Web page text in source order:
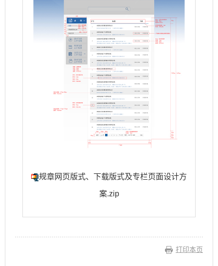
规章网页版式、下载版式及专栏页面设计方
案.zip
打印本页